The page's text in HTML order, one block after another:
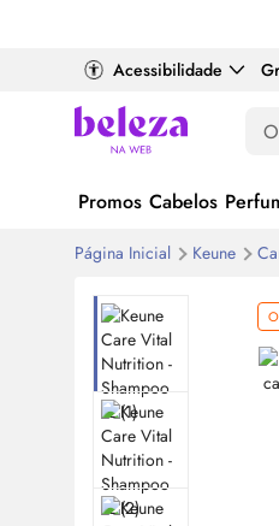
Acessibilidade
Promos Cabelos
Página Inicial Keune